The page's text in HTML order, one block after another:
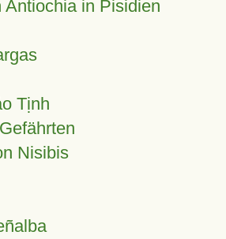
Antiochia in Pisidien
Tịnh
Nisibis